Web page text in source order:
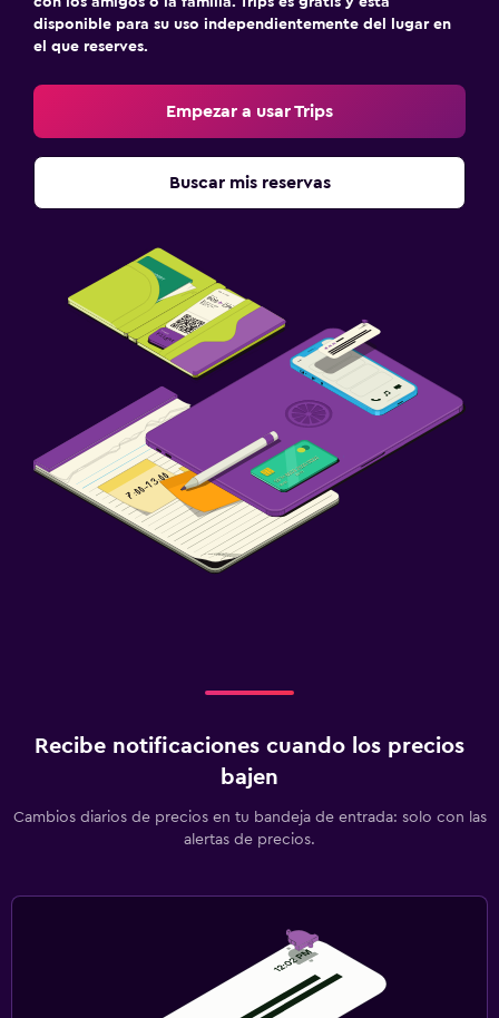
disponible para su uso independientemente del lugar en
el que reserves.
Empezar a usar Trips
Buscar mis reservas
Recibe notificaciones cuando los precios
bajen
Cambios diarios de precios en tu bandeja de entrada: solo con las
alertas de precios.